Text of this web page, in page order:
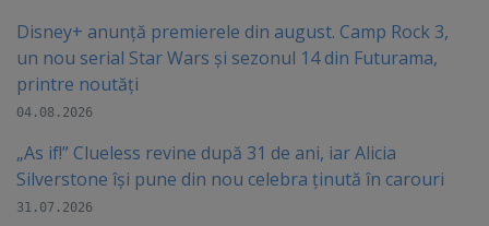
Disney+ anunță premierele din august. Camp Rock 3,
un nou serial Star Wars și sezonul 14 din Futurama,
printre noutăți
04.08.2026
„As if!” Clueless revine după 31 de ani, iar Alicia
Silverstone își pune din nou celebra ținută în carouri
31.07.2026